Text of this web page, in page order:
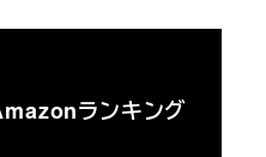
ランキング